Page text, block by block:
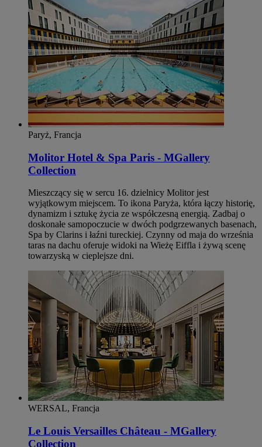
Paryż, Francja
Molitor Hotel & Spa Paris - MGallery
Collection
Mieszczący się w sercu 16. dzielnicy Molitor jest
wyjątkowym miejscem. To ikona Paryża, która łączy historię,
dynamizm i sztukę życia ze współczesną energią. Zadbaj o
doskonałe samopoczucie w dwóch podgrzewanych basenach,
Spa by Clarins i łaźni tureckiej. Czynny od maja do września
taras na dachu oferuje widoki na Wieżę Eiffla i żywą scenę
towarzyską w cieplejsze dni.
WERSAL, Francja
Le Louis Versailles Château - MGallery
Collection